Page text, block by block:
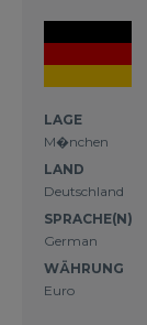
LAGE
M�nchen
LAND
Deutschland
SPRACHE(N)
German
WÄHRUNG
Euro